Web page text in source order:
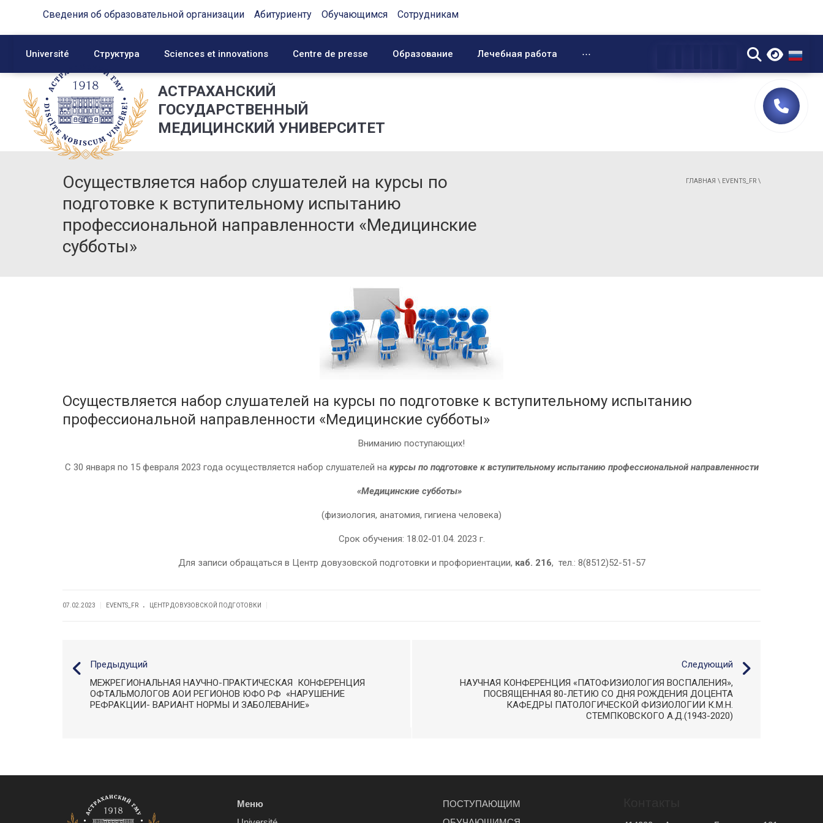
Сведения об образовательной организации Абитуриенту Обучающимся Сотрудникам
Université Структура Sciences et innovations Centre de presse Образование Лечебная работа ⋯ ▼
АСТРАХАНСКИЙ
ГОСУДАРСТВЕННЫЙ
МЕДИЦИНСКИЙ УНИВЕРСИТЕТ
Осуществляется набор слушателей на курсы по
подготовке к вступительному испытанию
профессиональной направленности «Медицинские
субботы»
ГЛАВНАЯ \ EVENTS_FR \
Осуществляется набор слушателей на курсы по подготовке к вступительному испытанию
профессиональной направленности «Медицинские субботы»
Вниманию поступающих!
С 30 января по 15 февраля 2023 года осуществляется набор слушателей на курсы по подготовке к вступительному испытанию профессиональной направленности
«Медицинские субботы»
(физиология, анатомия, гигиена человека)
Срок обучения: 18.02-01.04. 2023 г.
Для записи обращаться в Центр довузовской подготовки и профориентации, каб. 216, тел.: 8(8512)52-51-57
07.02.2023 EVENTS_FR . ЦЕНТР ДОВУЗОВСКОЙ ПОДГОТОВКИ
Предыдущий
МЕЖРЕГИОНАЛЬНАЯ НАУЧНО-ПРАКТИЧЕСКАЯ КОНФЕРЕНЦИЯ
ОФТАЛЬМОЛОГОВ АОИ РЕГИОНОВ ЮФО РФ «НАРУШЕНИЕ
РЕФРАКЦИИ- ВАРИАНТ НОРМЫ И ЗАБОЛЕВАНИЕ»
Следующий
НАУЧНАЯ КОНФЕРЕНЦИЯ «ПАТОФИЗИОЛОГИЯ ВОСПАЛЕНИЯ»,
ПОСВЯЩЕННАЯ 80-ЛЕТИЮ СО ДНЯ РОЖДЕНИЯ ДОЦЕНТА
КАФЕДРЫ ПАТОЛОГИЧЕСКОЙ ФИЗИОЛОГИИ К.М.Н.
СТЕМПКОВСКОГО А.Д.(1943-2020)
Меню
ПОСТУПАЮЩИМ